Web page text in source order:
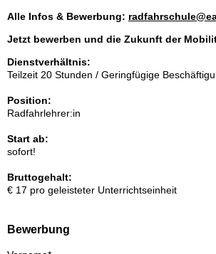
Alle Infos & Bewerbung:
Jetzt bewerben und die Zukunft der
Dienstverhältnis:
Teilzeit 20 Stunden / Geringfügige
Position:
Radfahrlehrer:in
Start ab:
sofort!
Bruttogehalt:
€ 17 pro geleisteter Unterrichtseinheit
Bewerbung